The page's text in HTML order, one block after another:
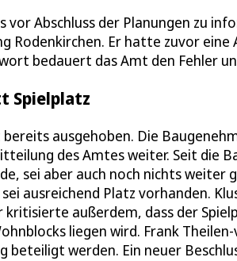
vor Abschluss der Planungen zu
Rodenkirchen. Er hatte zuvor
bedauert das Amt den Fehler
Spielplatz
ausgehoben. Die
des Amtes weiter. Seit die
sei aber auch noch nichts weiter
ausreichend Platz vorhanden.
kritisierte außerdem, dass der
liegen wird. Frank
beteiligt werden. Ein neuer